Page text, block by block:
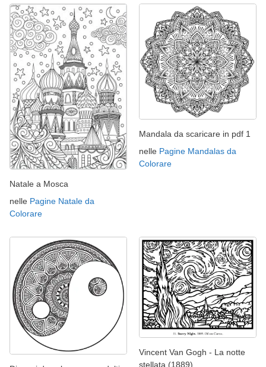
Natale a Mosca
nelle Pagine Natale da
Colorare
Mandala da scaricare in pdf 1
nelle Pagine Mandalas da
Colorare
Vincent Van Gogh - La notte
stellata (1889)